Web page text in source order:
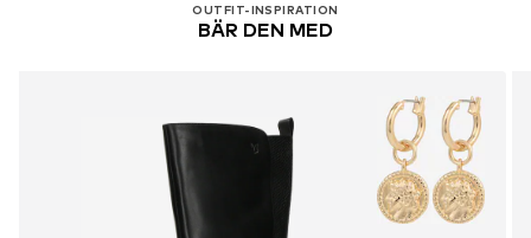
OUTFIT-INSPIRATION
BÄR DEN MED